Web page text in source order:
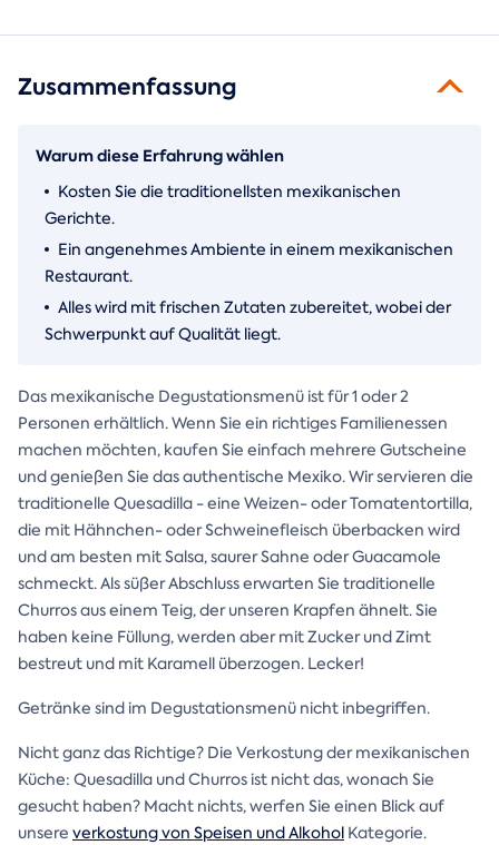
Zusammenfassung
Warum diese Erfahrung wählen
Kosten Sie die traditionellsten mexikanischen
Gerichte.
Ein angenehmes Ambiente in einem mexikanischen
Restaurant.
Alles wird mit frischen Zutaten zubereitet, wobei der
Schwerpunkt auf Qualität liegt.
Das mexikanische Degustationsmenü ist für 1 oder 2
Personen erhältlich. Wenn Sie ein richtiges Familienessen
machen möchten, kaufen Sie einfach mehrere Gutscheine
und genießen Sie das authentische Mexiko. Wir servieren die
traditionelle Quesadilla - eine Weizen- oder Tomatentortilla,
die mit Hähnchen- oder Schweinefleisch überbacken wird
und am besten mit Salsa, saurer Sahne oder Guacamole
schmeckt. Als süßer Abschluss erwarten Sie traditionelle
Churros aus einem Teig, der unseren Krapfen ähnelt. Sie
haben keine Füllung, werden aber mit Zucker und Zimt
bestreut und mit Karamell überzogen. Lecker!
Getränke sind im Degustationsmenü nicht inbegriffen.
Nicht ganz das Richtige? Die Verkostung der mexikanischen
Küche: Quesadilla und Churros ist nicht das, wonach Sie
gesucht haben? Macht nichts, werfen Sie einen Blick auf
unsere verkostung von Speisen und Alkohol Kategorie.